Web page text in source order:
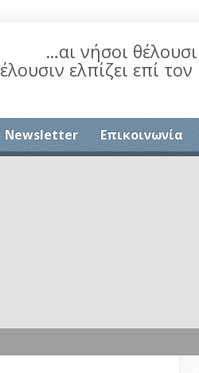
…αι νήσοι
ελπίζει επί
Newsletter Επικοινωνία